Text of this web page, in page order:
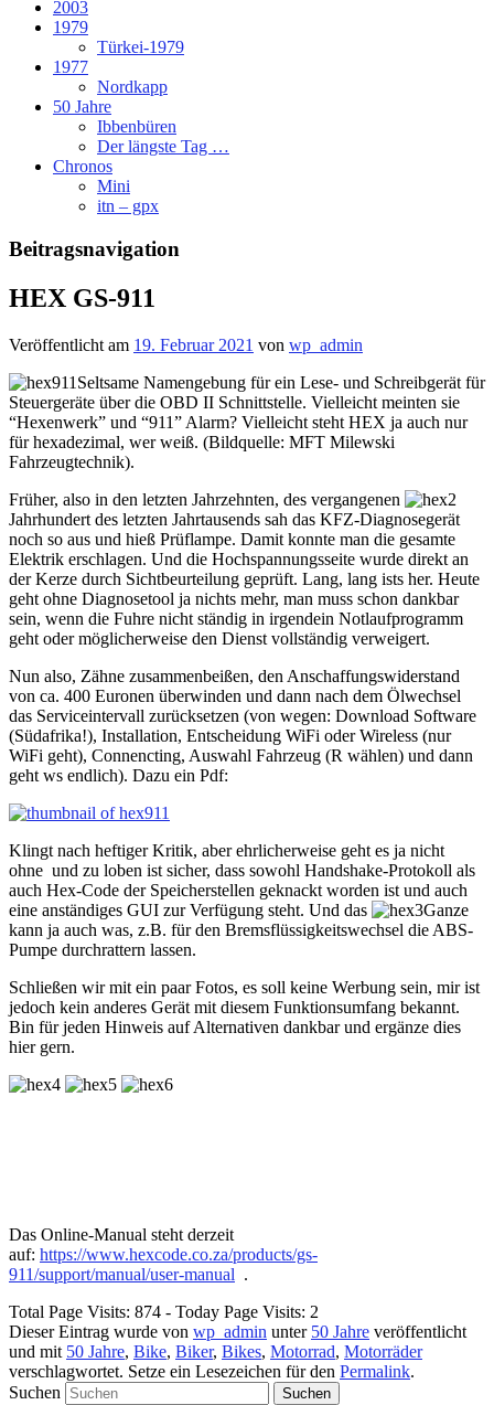
2003
1979
Türkei-1979
1977
Nordkapp
50 Jahre
Ibbenbüren
Der längste Tag …
Chronos
Mini
itn – gpx
Beitragsnavigation
HEX GS-911
Veröffentlicht am 19. Februar 2021 von wp_admin
Seltsame Namengebung für ein Lese- und Schreibgerät für
Steuergeräte über die OBD II Schnittstelle. Vielleicht meinten sie
“Hexenwerk” und “911” Alarm? Vielleicht steht HEX ja auch nur
für hexadezimal, wer weiß. (Bildquelle: MFT Milewski
Fahrzeugtechnik).
Früher, also in den letzten Jahrzehnten, des vergangenen
Jahrhundert des letzten Jahrtausends sah das KFZ-Diagnosegerät
noch so aus und hieß Prüflampe. Damit konnte man die gesamte
Elektrik erschlagen. Und die Hochspannungsseite wurde direkt an
der Kerze durch Sichtbeurteilung geprüft. Lang, lang ists her. Heute
geht ohne Diagnosetool ja nichts mehr, man muss schon dankbar
sein, wenn die Fuhre nicht ständig in irgendein Notlaufprogramm
geht oder möglicherweise den Dienst vollständig verweigert.
Nun also, Zähne zusammenbeißen, den Anschaffungswiderstand
von ca. 400 Euronen überwinden und dann nach dem Ölwechsel
das Serviceintervall zurücksetzen (von wegen: Download Software
(Südafrika!), Installation, Entscheidung WiFi oder Wireless (nur
WiFi geht), Connencting, Auswahl Fahrzeug (R wählen) und dann
geht ws endlich). Dazu ein Pdf:
Klingt nach heftiger Kritik, aber ehrlicherweise geht es ja nicht
ohne und zu loben ist sicher, dass sowohl Handshake-Protokoll als
auch Hex-Code der Speicherstellen geknackt worden ist und auch
eine anständiges GUI zur Verfügung steht. Und das
Ganze
kann ja auch was, z.B. für den Bremsflüssigkeitswechsel die ABS-
Pumpe durchrattern lassen.
Schließen wir mit ein paar Fotos, es soll keine Werbung sein, mir ist
jedoch kein anderes Gerät mit diesem Funktionsumfang bekannt.
Bin für jeden Hinweis auf Alternativen dankbar und ergänze dies
hier gern.
Das Online-Manual steht derzeit
auf: https://www.hexcode.co.za/products/gs-
911/support/manual/user-manual .
Total Page Visits: 874 - Today Page Visits: 2
Dieser Eintrag wurde von wp_admin unter 50 Jahre veröffentlicht
und mit 50 Jahre, Bike, Biker, Bikes, Motorrad, Motorräder
verschlagwortet. Setze ein Lesezeichen für den Permalink.
Suchen